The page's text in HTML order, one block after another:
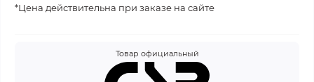
*Цена действительна при заказе на сайте
Товар официальный